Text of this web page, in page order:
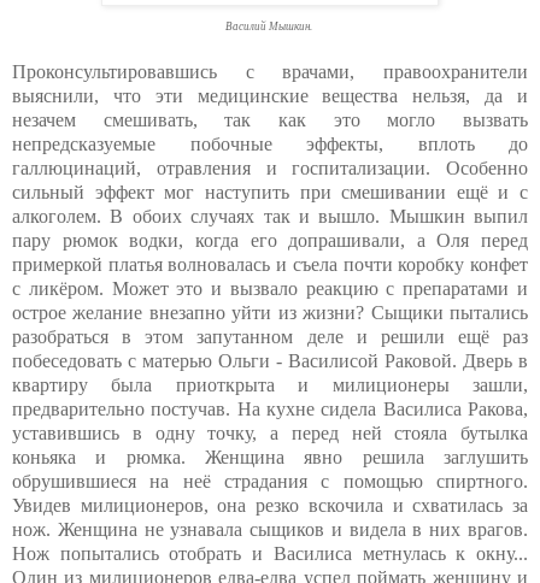
Василий Мышкин.
Проконсультировавшись с врачами, правоохранители
выяснили, что эти медицинские вещества нельзя, да и
незачем смешивать, так как это могло вызвать
непредсказуемые побочные эффекты, вплоть до
галлюцинаций, отравления и госпитализации. Особенно
сильный эффект мог наступить при смешивании ещё и с
алкоголем. В обоих случаях так и вышло. Мышкин выпил
пару рюмок водки, когда его допрашивали, а Оля перед
примеркой платья волновалась и съела почти коробку конфет
с ликёром. Может это и вызвало реакцию с препаратами и
острое желание внезапно уйти из жизни? Сыщики пытались
разобраться в этом запутанном деле и решили ещё раз
побеседовать с матерью Ольги - Василисой Раковой. Дверь в
квартиру была приоткрыта и милиционеры зашли,
предварительно постучав. На кухне сидела Василиса Ракова,
уставившись в одну точку, а перед ней стояла бутылка
коньяка и рюмка. Женщина явно решила заглушить
обрушившиеся на неё страдания с помощью спиртного.
Увидев милиционеров, она резко вскочила и схватилась за
нож. Женщина не узнавала сыщиков и видела в них врагов.
Нож попытались отобрать и Василиса метнулась к окну...
Один из милиционеров едва-едва успел поймать женщину и